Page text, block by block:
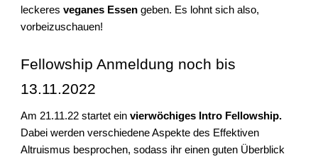
leckeresveganes Essen geben. Es lohnt sich also,
vorbeizuschauen!
Fellowship Anmeldung noch bis
13.11.2022
Am 21.11.22 startet einvierwöchiges Intro Fellowship.
Dabei werden verschiedene Aspekte des Effektiven
Altruismus besprochen, sodass ihr einen guten Überblick